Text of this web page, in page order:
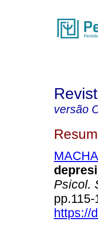
versão
Psicol.
https://